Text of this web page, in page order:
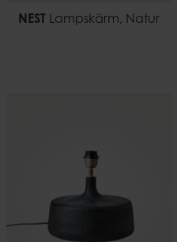
NEST Lampskärm, Natur